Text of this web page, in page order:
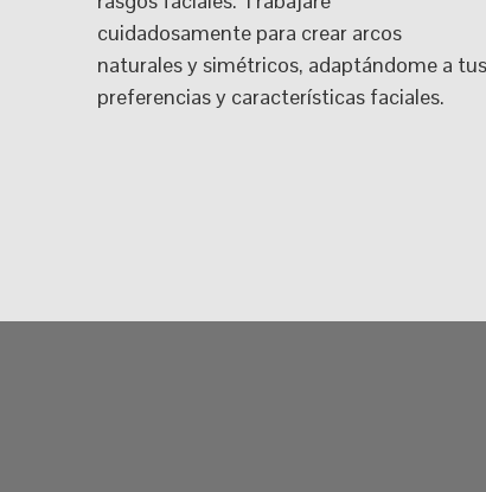
cuidadosamente para crear arcos
naturales y simétricos, adaptándome a tus
preferencias y características faciales.